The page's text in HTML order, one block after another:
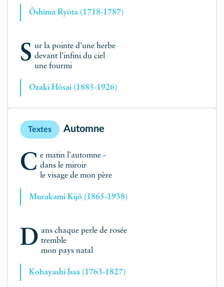
Ôshima Ryôta (1718-1787)
Sur la pointe d'une herbe
devant l'infini du ciel
une fourmi
Ozaki Hôsai (1885-1926)
Textes Automne
Ce matin l'automne -
dans le miroir
le visage de mon père
Murakami Kijô (1865-1938)
Dans chaque perle de rosée
tremble
mon pays natal
Kobayashi Issa (1763-1827)